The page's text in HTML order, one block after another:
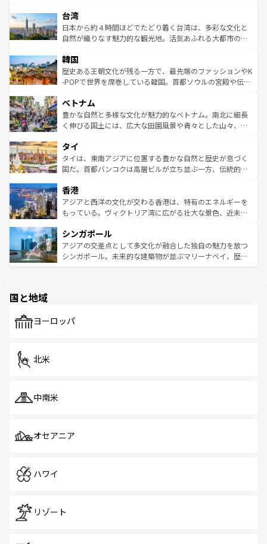
情報は
人々、おいしいローカルフードやハワイアンミュージッ
ク、伝統的なフラダンスなど、すべてがハワイの魅力を彩
っている。訪れるたびに新しい発見と感動が待っているハ
はコンテンツ一覧
リアリーフや大陸中央部にそびえるウルル（エアーズロッ
ク）、タスマニアの美しい原生林やケアンズの熱帯雨林な
ど、見どころがたくさん。また、カフェやワイン、オージ
いる。アクティビティも充実しており、サーフィンやダイ
ビング、ハイキングなど、アウトドア好きにはたまらな
い。オーストラリアの多彩な魅力を存分に味わいつくそ
参照してほしい。
台湾
日本から約４時間ほどでたどり着く台湾は、多彩な文化と
自然が織りなす魅力的な観光地。活気あふれる大都市の台
ン）、静ひつな山岳地帯である台湾東部など、都市の喧騒
と山間の静けさが共存しており、訪れる人に新しい発見と
驚きをもたらしてくれる。また、奥深い台湾の食文化も魅
容にもいいと評判のスイーツなど、バラエティ豊かな料理
が味わえる。 なお、新着の台湾情報は コンテンツ一覧を参
照してほしい。
韓国
歴史ある王朝文化が残る一方で、最先端のファッションやK
-POPで世界を席巻している韓国。首都ソウルの宮殿や伝統
き、地方に足を延ばせば四季折々の自然美を楽しむことが
できる。そして、キムチや焼肉、絶品のストリートフード
まで、さまざまな韓国料理が待っている。夜には、韓国な
リティに包まれながら、韓国の多彩な魅力を心ゆくまで味
わってみてほしい。 なお、新着の韓国情報はコンテンツ一
覧を参照してほしい。
ベトナム
豊かな自然と多様な文化が魅力的なベトナム。南北に細長
く伸びる国土には、広大な田園風景や青々とした山々、世
急速な発展と共に伝統が息づく。ハノイの古い町並みやホ
ーチミン市のフランス統治時代の建物も、独特の雰囲気を
醸し出している。また、バラエティの豊かさとおいしさで
とつ。フォーやバインミー、ベトナムコーヒーなどは、ぜ
ひ現地で味わいたい。どの地域を訪れてもあたたかい人々
が旅行者を迎えてくれるので、きっと忘れられない旅にな
参照してほしい。
タイ
タイは、東南アジアに位置する豊かな自然と歴史が息づく
国だ。首都バンコクは高層ビルが立ち並ぶ一方、伝統的な
の活気が交差している。北部ではチェンマイなどの山岳地
帯で自然と触れ合い、南部ではプーケットやクラビの美し
いビーチでリゾート気分を楽しむことができる。タイ料理
激する。気候は一年中温暖で、どの季節にも異なる楽しみ
が待っている。親しみやすいタイの人々、仏教を中心とし
た文化、そして多様な観光資源が、訪れる旅人を魅了し続
香港
アジアと西洋の文化が交わる香港は、特有のエネルギーを
もっている。ヴィクトリア湾に広がる壮大な景色、近未来
み、どこを訪れても感動するはず。観光スポットが密集し
ており、効率よく見どころを回れるのも魅力。息をのむよ
うな絶景から文化的な体験まで、香港を存分に楽しみ尽く
シンガポール
アジアの交差点として多文化が融合した独自の魅力を放つ
シンガポール。未来的な建築物が並ぶマリーナベイ、歴史
で、ホーカーズは地元の風情を楽しめる外せないスポット
国と地域
ヨーロッパ
北米
中南米
オセアニア
ハワイ
リゾート